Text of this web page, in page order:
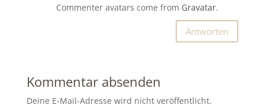
Commenter avatars come from Gravatar.
Antworten
Kommentar absenden
Deine E-Mail-Adresse wird nicht veröffentlicht.